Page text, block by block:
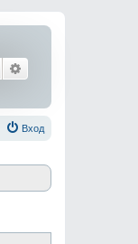
Поиск
Вход